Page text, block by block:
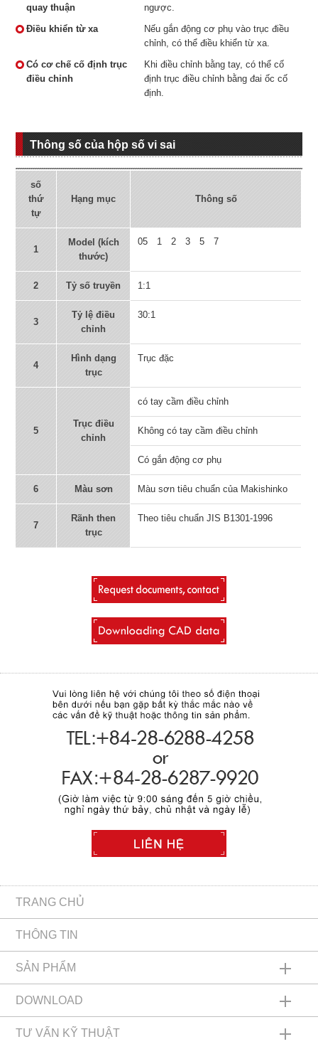
quay thuận
ngược.
Điều khiển từ xa
Nếu gắn động cơ phụ vào trục điều
chỉnh, có thể điều khiển từ xa.
Có cơ chế cố định trục
điều chỉnh
Khi điều chỉnh bằng tay, có thể cố
định trục điều chỉnh bằng đai ốc cố
định.
Thông số của hộp số vi sai
số
thứ
tự
Hạng mục Thông số
1
Model (kích
thước)
05 1 2 3 5 7
2 Tỷ số truyền 1:1
3
Tỷ lệ điều
chỉnh
30:1
4
Hình dạng
trục
Trục đặc
5
Trục điều
chỉnh
có tay cầm điều chỉnh
Không có tay cầm điều chỉnh
Có gắn động cơ phụ
6 Màu sơn Màu sơn tiêu chuẩn của Makishinko
7
Rãnh then
trục
Theo tiêu chuẩn JIS B1301-1996
TRANG CHỦ
THÔNG TIN
SẢN PHẨM
HỘP SỐ VITME NÂNG HẠ
Hộp số bánh răng côn
DOWNLOAD
Dữ liệu CAD
TƯ VẤN KỸ THUẬT